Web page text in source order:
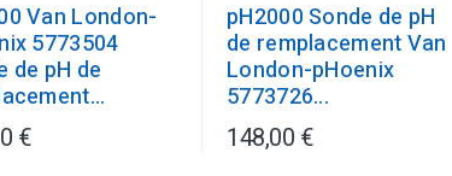
Van London-
5773504
de pH de
€
pH2000 Sonde de pH
de remplacement Van
London-pHoenix
5773726...
148,00 €